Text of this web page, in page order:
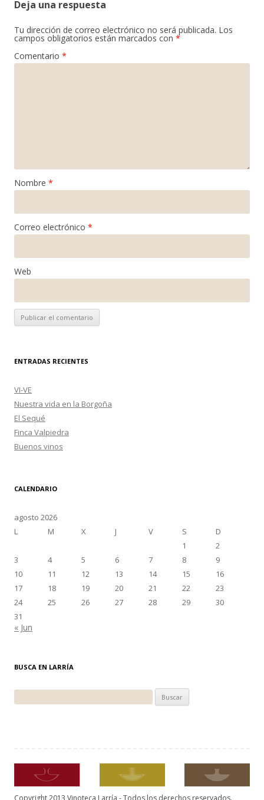
Deja una respuesta
Tu dirección de correo electrónico no será publicada. Los
campos obligatorios están marcados con *
Comentario *
Nombre *
Correo electrónico *
Web
ENTRADAS RECIENTES
VI-VE
Nuestra vida en la Borgoña
El Sequé
Finca Valpiedra
Buenos vinos
CALENDARIO
agosto 2026
L
M X J V S
D
1
2
3
4 5 6 7 8
9
10
11 12 13 14 15
16
17
18 19 20 21 22
23
24
25 26 27 28 29
30
31
« Jun
BUSCA EN LARRÍA